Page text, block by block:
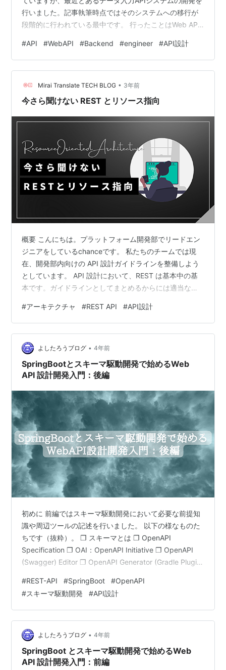
行いました。記事執筆時点ではそのシステムへの移行が
段階的に行われている最中です。 行ったことはWeb API
データ基盤を保守するチームが直接Web APIを開発する
のは珍しいかもしれないと思いました 与えられた技術的
制約から、シンプルなシステム構成を少し曲げて、いく
つか追加の工夫をしなければなりませんでした この辺り
が面白いかなと思って記事を書きました。以降では、
#API #WebAPI #Backend #engineer #API設計
Mirai Translate TECH BLOG • 3年前
今さら聞けない REST とリソース指向
概要 こんにちは。プラットフォーム開発部でリードエン
ジニアをしているchanceです。 私たちのチームでは現
在、開発部内向けの API 設計ガイドラインを整備しよう
としています。 API 設計において、REST は基本中の基
本です。ガイドラインとしてまとめるからには適当なこ
した。新しい技術を追いかけるのはもちろん重要です
が、こういった基本の技術をしっかりと理解することも
同じように重要です。 この記事では、調べた内容のシェ
アとして、REST の誕生から原則、リソース指向アーキテ
クチャの概要や特性などを解説します。文字文字しくな
ってしまいまし…
#アーキテクチャ #REST API #API設計
よしたろうブログ • 4年前
SpringBootとスキーマ駆動開発で始めるWeb
API 設計開発入門：後編
初めに 前編ではスキーマ駆動開発において必要な前提知
識や周辺ツールの記述を行いました。 以下の様なものた
ちです（抜粋）。 ❐ スキーマとは ❐ OpenAPI
Specification ❐ OAI：OpenAPI Initiative ❐ OpenAPI
(Swagger) Editor ❐ OpenAPI Generator (Gradle Plugin)
ドの自動生成を行う ❐ Gradle タスクの依存関係設定 ❐
API記述言語 ❐ スキーマ駆動開発とは（詳細） ❐ スキー
マ活用シーン ❐ API 設計 『設計はなぜ重要…
#REST-API #SpringBoot #OpenAPI
#スキーマ駆動開発 #API設計
よしたろうブログ • 4年前
SpringBoot とスキーマ駆動開発で始めるWeb
API 設計開発入門：前編